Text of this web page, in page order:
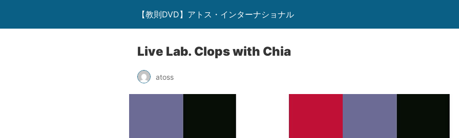
【教則DVD】アトス・インターナショナル
Live Lab. Clops with Chia
atoss